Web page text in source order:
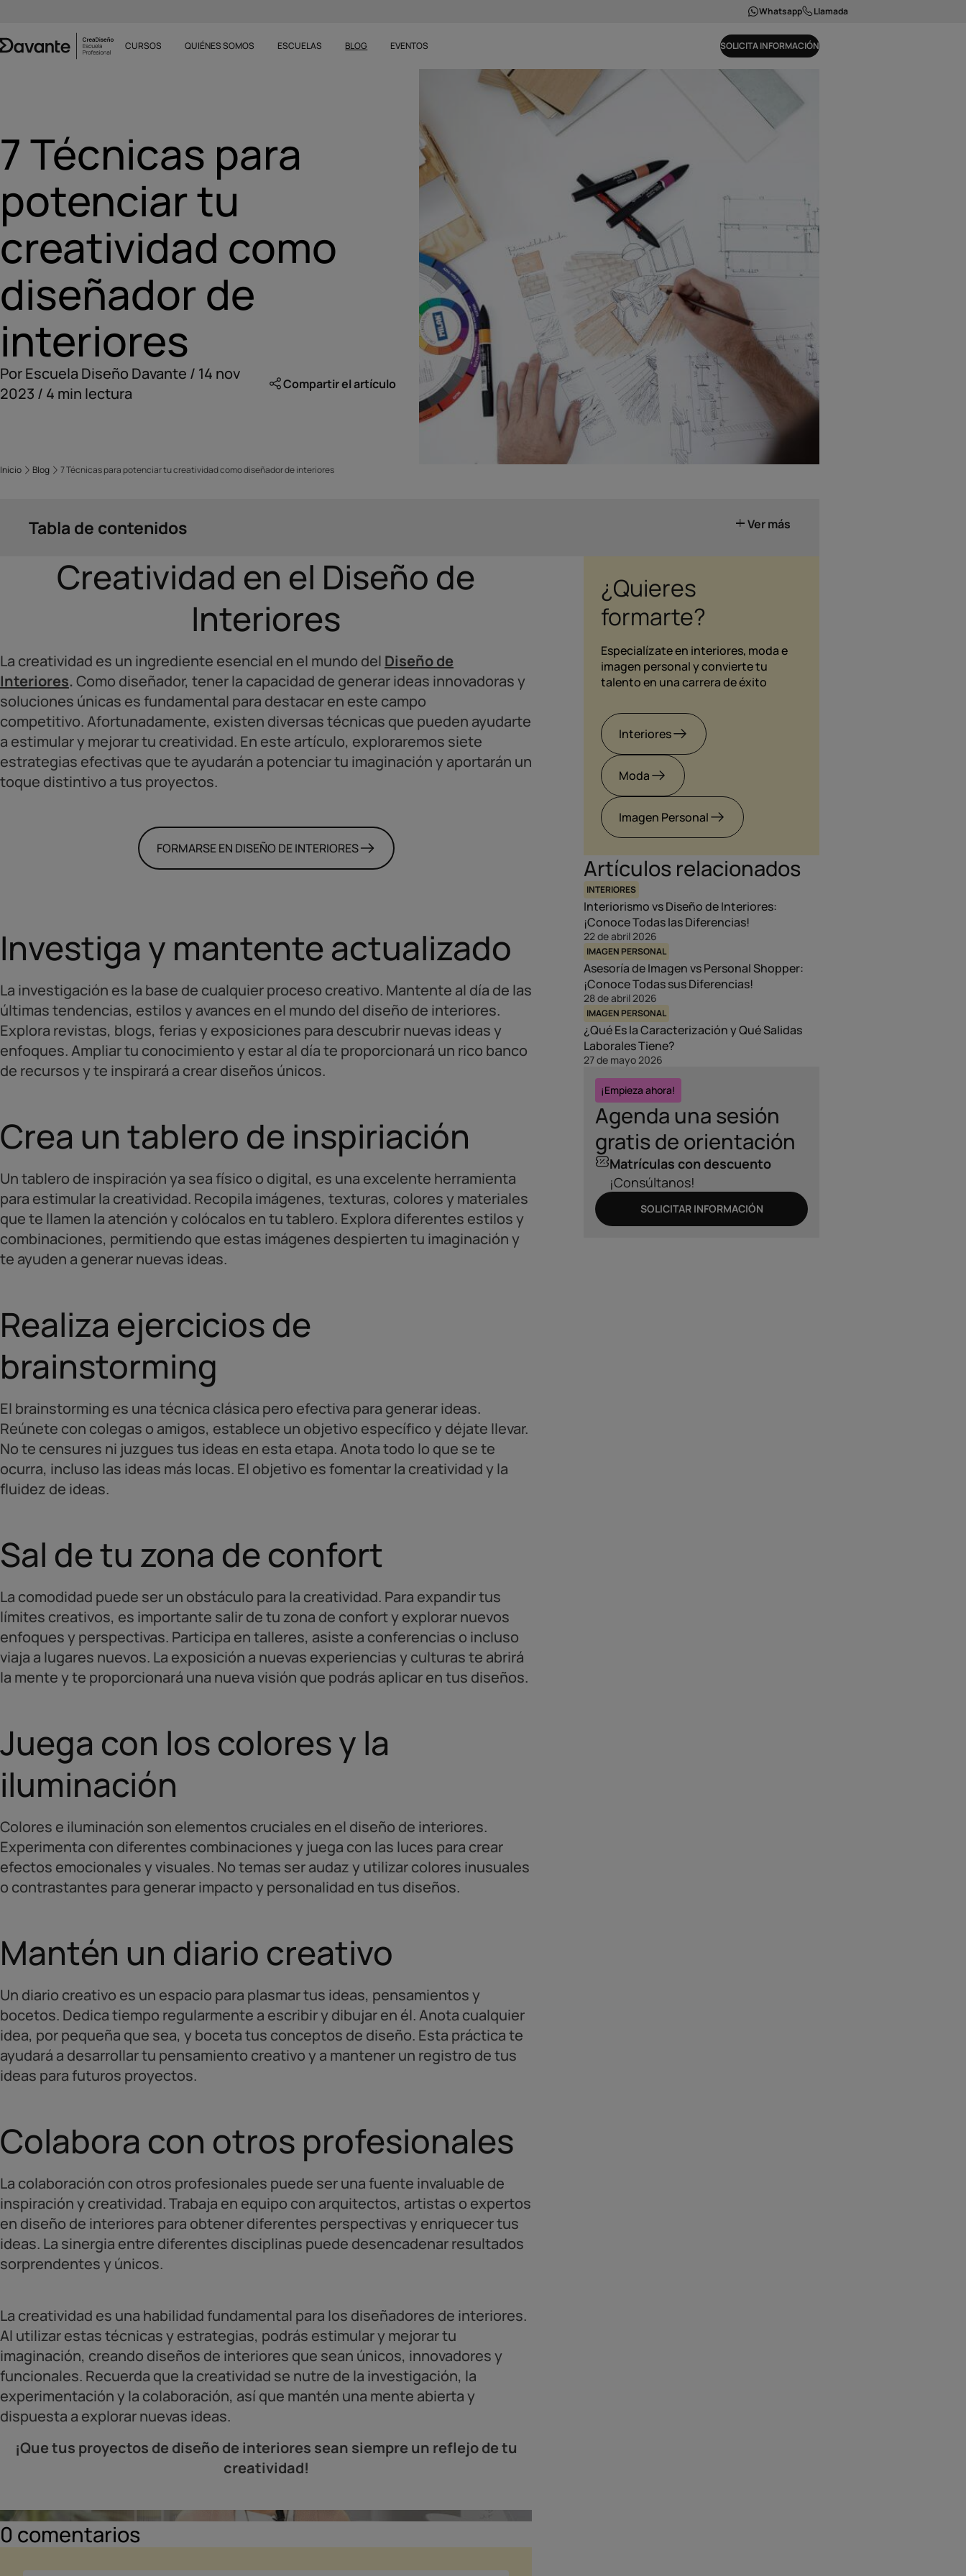
Whatsapp Llamada
CURSOS QUIÉNES SOMOS ESCUELAS BLOG EVENTOS SOLICITA INFORMACIÓN
7 Técnicas para
potenciar tu
creatividad como
diseñador de
interiores
Por Escuela Diseño Davante / 14 nov
2023 / 4 min lectura
Compartir el artículo
Inicio Blog 7 Técnicas para potenciar tu creatividad como diseñador de interiores
Tabla de contenidos Ver más
Creatividad en el Diseño de
Interiores
La creatividad es un ingrediente esencial en el mundo del Diseño de
Interiores.Como diseñador, tener la capacidad de generar ideas innovadoras y
soluciones únicas es fundamental para destacar en este campo
competitivo. Afortunadamente, existen diversas técnicas que pueden ayudarte
a estimular y mejorar tu creatividad. En este artículo, exploraremos siete
estrategias efectivas que te ayudarán a potenciar tu imaginación y aportarán un
toque distintivo a tus proyectos.
FORMARSE EN DISEÑO DE INTERIORES
Investiga y mantente actualizado
La investigación es la base de cualquier proceso creativo. Mantente al día de las
últimas tendencias, estilos y avances en el mundo del diseño de interiores.
Explora revistas, blogs, ferias y exposiciones para descubrir nuevas ideas y
enfoques. Ampliar tu conocimiento y estar al día te proporcionará un rico banco
de recursos y te inspirará a crear diseños únicos.
Crea un tablero de inspiriación
Un tablero de inspiración ya sea físico o digital, es una excelente herramienta
para estimular la creatividad. Recopila imágenes, texturas, colores y materiales
que te llamen la atención y colócalos en tu tablero. Explora diferentes estilos y
combinaciones, permitiendo que estas imágenes despierten tu imaginación y
te ayuden a generar nuevas ideas.
Realiza ejercicios de
brainstorming
El brainstorming es una técnica clásica pero efectiva para generar ideas.
Reúnete con colegas o amigos, establece un objetivo específico y déjate llevar.
No te censures ni juzgues tus ideas en esta etapa. Anota todo lo que se te
ocurra, incluso las ideas más locas. El objetivo es fomentar la creatividad y la
fluidez de ideas.
Sal de tu zona de confort
La comodidad puede ser un obstáculo para la creatividad. Para expandir tus
límites creativos, es importante salir de tu zona de confort y explorar nuevos
enfoques y perspectivas. Participa en talleres, asiste a conferencias o incluso
viaja a lugares nuevos. La exposición a nuevas experiencias y culturas te abrirá
la mente y te proporcionará una nueva visión que podrás aplicar en tus diseños.
Juega con los colores y la
iluminación
Colores e iluminación son elementos cruciales en el diseño de interiores.
Experimenta con diferentes combinaciones y juega con las luces para crear
efectos emocionales y visuales. No temas ser audaz y utilizar colores inusuales
o contrastantes para generar impacto y personalidad en tus diseños.
Mantén un diario creativo
Un diario creativo es un espacio para plasmar tus ideas, pensamientos y
bocetos. Dedica tiempo regularmente a escribir y dibujar en él. Anota cualquier
idea, por pequeña que sea, y boceta tus conceptos de diseño. Esta práctica te
ayudará a desarrollar tu pensamiento creativo y a mantener un registro de tus
ideas para futuros proyectos.
Colabora con otros profesionales
La colaboración con otros profesionales puede ser una fuente invaluable de
inspiración y creatividad. Trabaja en equipo con arquitectos, artistas o expertos
en diseño de interiores para obtener diferentes perspectivas y enriquecer tus
ideas. La sinergia entre diferentes disciplinas puede desencadenar resultados
sorprendentes y únicos.
La creatividad es una habilidad fundamental para los diseñadores de interiores.
Al utilizar estas técnicas y estrategias, podrás estimular y mejorar tu
imaginación, creando diseños de interiores que sean únicos, innovadores y
funcionales. Recuerda que la creatividad se nutre de la investigación, la
experimentación y la colaboración, así que mantén una mente abierta y
dispuesta a explorar nuevas ideas.
¡Que tus proyectos de diseño de interiores sean siempre un reflejo de tu
creatividad!
0 comentarios
¿Quieres
formarte?
Especialízate en interiores, moda e
imagen personal y convierte tu
talento en una carrera de éxito
Interiores
Moda
Imagen Personal
Artículos relacionados
INTERIORES
Interiorismo vs Diseño de Interiores:
¡Conoce Todas las Diferencias!
22 de abril 2026
IMAGEN PERSONAL
Asesoría de Imagen vs Personal Shopper:
¡Conoce Todas sus Diferencias!
28 de abril 2026
IMAGEN PERSONAL
¿Qué Es la Caracterización y Qué Salidas
Laborales Tiene?
27 de mayo 2026
¡Empieza ahora!
Agenda una sesión
gratis de orientación
Matrículas con descuento
¡Consúltanos!
SOLICITAR INFORMACIÓN